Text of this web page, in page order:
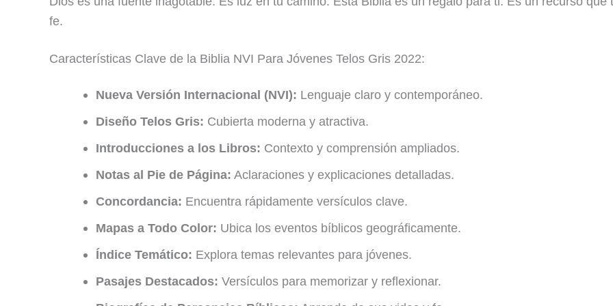
fe.
Características Clave de la Biblia NVI Para Jóvenes Telos Gris 2022:
Nueva Versión Internacional (NVI): Lenguaje claro y contemporáneo.
Diseño Telos Gris: Cubierta moderna y atractiva.
Introducciones a los Libros: Contexto y comprensión ampliados.
Notas al Pie de Página: Aclaraciones y explicaciones detalladas.
Concordancia: Encuentra rápidamente versículos clave.
Mapas a Todo Color: Ubica los eventos bíblicos geográficamente.
Índice Temático: Explora temas relevantes para jóvenes.
Pasajes Destacados: Versículos para memorizar y reflexionar.